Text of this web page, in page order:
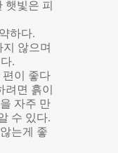
햇빛은 피
하다.
지 않으며
.
편이 좋다
면 흙이
자주 만
수 있다.
는게 좋